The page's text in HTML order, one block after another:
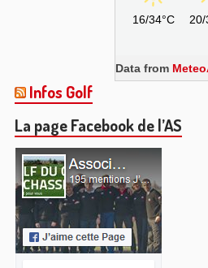
16/34°C 20/
Data from
Infos Golf
La page Facebook de l’AS